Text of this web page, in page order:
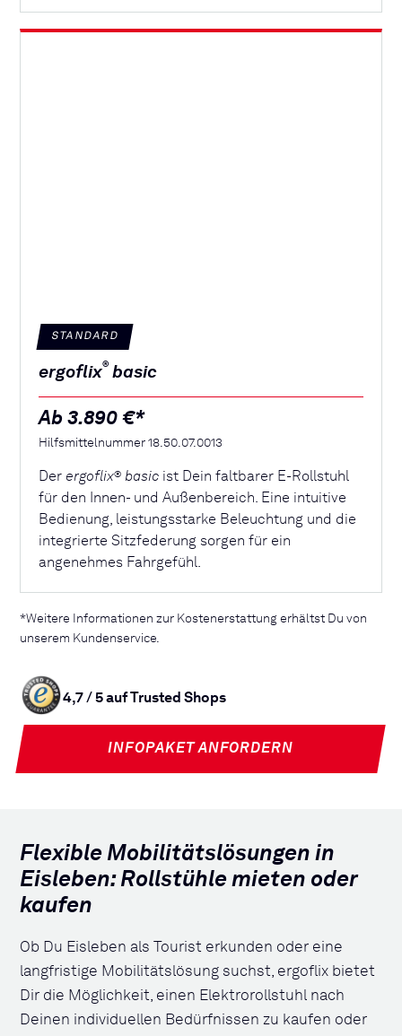
STANDARD
ergoflix® basic
Ab 3.890 €*
Hilfsmittelnummer 18.50.07.0013
Derergoflix® basic ist Dein faltbarer E-Rollstuhl
für den Innen- und Außenbereich. Eine intuitive
Bedienung, leistungsstarke Beleuchtung und die
integrierte Sitzfederung sorgen für ein
angenehmes Fahrgefühl.
*Weitere Informationen zur Kostenerstattung erhältst Du von
unserem Kundenservice.
4,7 / 5 auf Trusted Shops
INFOPAKET ANFORDERN
Flexible Mobilitätslösungen in
Eisleben: Rollstühle mieten oder
kaufen
Ob Du Eisleben als Tourist erkunden oder eine
langfristige Mobilitätslösung suchst, ergoflix bietet
Dir die Möglichkeit, einen Elektrorollstuhl nach
Deinen individuellen Bedürfnissen zu kaufen oder